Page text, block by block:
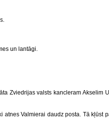
un lantāgi.
Zviedrijas valsts kancleram
Valmierai daudz posta. Tā kļūst